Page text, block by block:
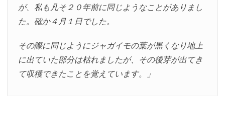
が、私も凡そ２０年前に同じようなことがありまし
た。確か４月１日でした。
その際に同じようにジャガイモの葉が黒くなり地上
に出ていた部分は枯れましたが、その後芽が出てき
て収穫できたことを覚えています。」